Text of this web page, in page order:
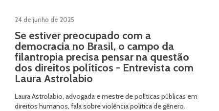
24 de junho de 2025
Se estiver preocupado com a
democracia no Brasil, o campo da
filantropia precisa pensar na questão
dos direitos políticos - Entrevista com
Laura Astrolabio
Laura Astrolabio, advogada e mestre de políticas públicas em
direitos humanos, fala sobre violência política de gênero.